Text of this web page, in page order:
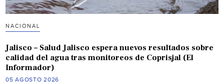
NACIONAL
Jalisco – Salud Jalisco espera nuevos resultados sobre
calidad del agua tras monitoreos de Coprisjal (El
Informador)
05 AGOSTO 2026